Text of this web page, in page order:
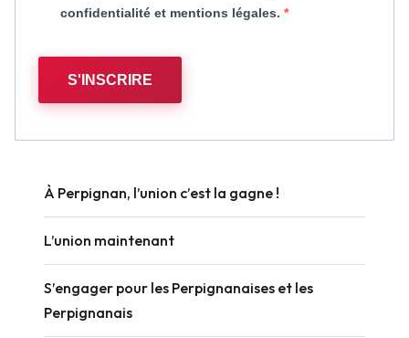
confidentialité et mentions légales.
S'INSCRIRE
À Perpignan, l’union c’est la gagne !
L’union maintenant
S’engager pour les Perpignanaises et les
Perpignanais